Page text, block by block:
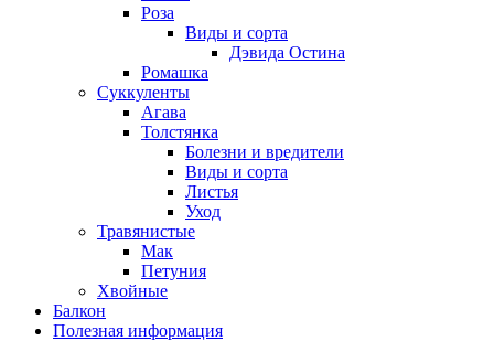
Роза
Виды и сорта
Дэвида Остина
Ромашка
Суккуленты
Агава
Толстянка
Болезни и вредители
Виды и сорта
Листья
Уход
Травянистые
Мак
Петуния
Хвойные
Балкон
Полезная информация